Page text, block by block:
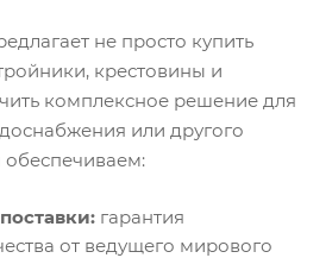
не просто купить
крестовины и
комплексное решение для
или другого
гарантия
от ведущего мирового